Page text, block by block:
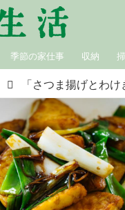
季節の家仕事 収納